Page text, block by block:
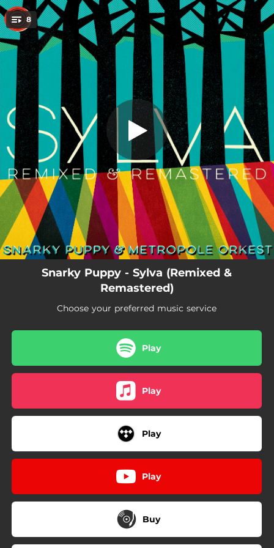
You're all set!
8
Sintra - Live From Dordrecht, Het
Energiehuis / 2014 - Remixed &
Remastered
03:33
Flight- Live From Dordrecht, Het Energiehuis / 2014 - Remixed & Remastered
06:02
Atchafalaya - Live From Dordrecht, Het Energiehuis / 2014 - Remixed & Remastered
06:13
The Curtain - Live From Dordrecht, Het Energiehuis / 2014 - Remixed & Remastered
15:04
Gretel - Live From Dordrecht, Het Energiehuis / 2014 - Remixed & Remastered
04:33
The Clearing - Live From Dordrecht, Het Energiehuis / 2014 - Remixed & Remastered
19:29
The Curtain - Live From Dordrecht, Het Energiehuis / 2014 - Bonus Version
14:40
06:10
Snarky Puppy - Sylva (Remixed &
Remastered)
Choose your preferred music service
Play
Play
Play
Play
Buy
.